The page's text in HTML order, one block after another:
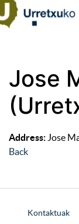
Jose
Address: Jose
Back
Kontaktuak